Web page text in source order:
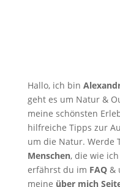
Hallo, ich bin
geht es um Natur &
meine schönsten
hilfreiche Tipps zur
um die Natur. Werde
Menschen, die wie
erfährst du im FAQ&
meine über mich